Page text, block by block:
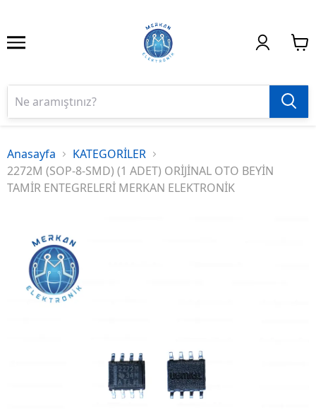
Anasayfa
KATEGORİLER
2272M (SOP-8-SMD) (1 ADET) ORİJİNAL OTO BEYİN
TAMİR ENTEGRELERİ MERKAN ELEKTRONİK